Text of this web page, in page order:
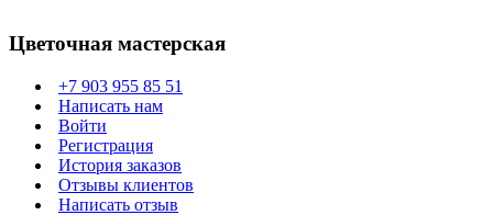
Цветочная мастерская
+7 903 955 85 51
Написать нам
Войти
Регистрация
История заказов
Отзывы клиентов
Написать отзыв